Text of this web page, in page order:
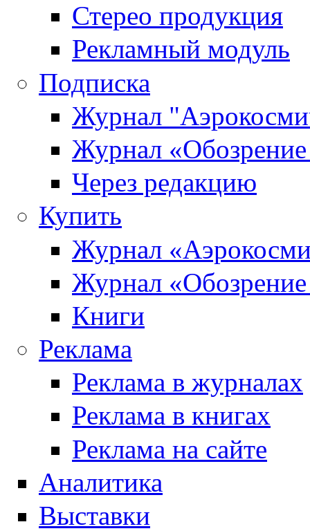
Стерео продукция
Рекламный модуль
Подписка
Журнал
Журнал
Через редакцию
Купить
Журнал
Журнал
Книги
Реклама
Реклама в журналах
Реклама в книгах
Реклама на сайте
Аналитика
Выставки